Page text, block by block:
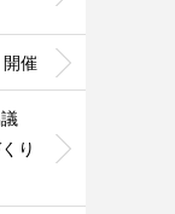
開催
り